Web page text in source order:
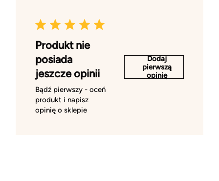
Produkt nie
posiada
jeszcze opinii
Bądź pierwszy - oceń
produkt i napisz
opinię o sklepie
Dodaj
pierwszą
opinię